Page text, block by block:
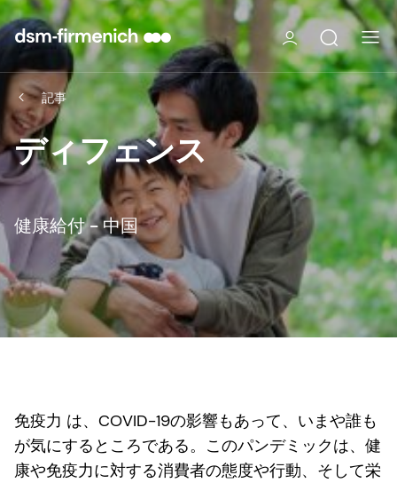
記事
ディフェンス
健康給付 - 中国
免疫力 は、COVID-19の影響もあって、いまや誰も
が気にするところである。このパンデミックは、健
康や免疫力に対する消費者の態度や行動、そして栄